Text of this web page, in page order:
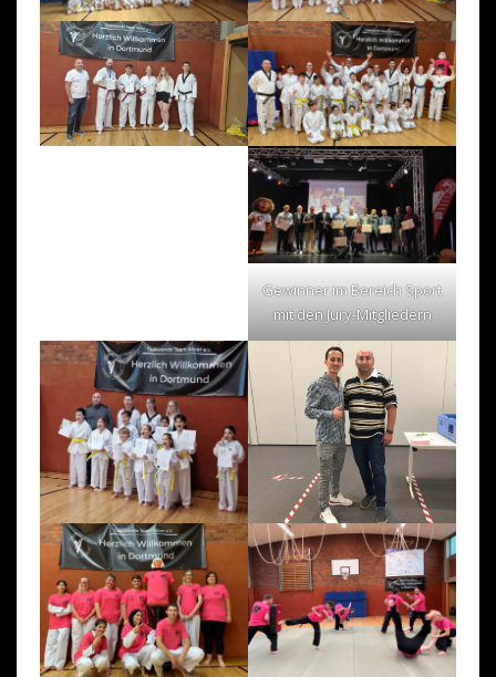
Gewinner im Bereich Sport
mit den Jury-Mitgliedern